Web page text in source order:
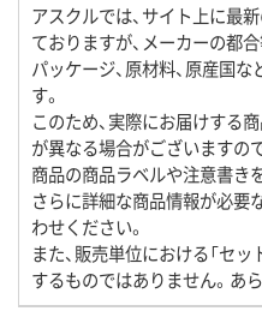
アスクルでは、サイト上に最
ておりますが、メーカーの都合
パッケージ、原材料、原産国
す。
このため、実際にお届けする
が異なる場合がございますの
商品の商品ラベルや注意書き
さらに詳細な商品情報が必要
わせください。
また、販売単位における「セ
するものではありません。あ